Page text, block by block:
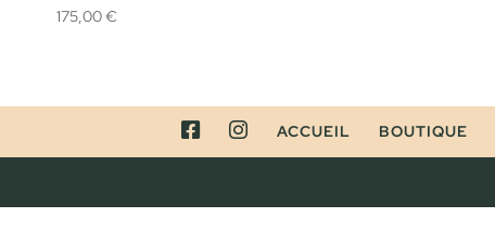
175,00€
FACEBOOKINSTAGRAM
ACCUEIL BOUTIQUE